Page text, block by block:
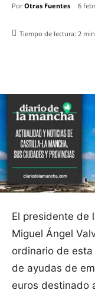
Por Otras Fuentes 6
Tiempo de lectura: 2
El presidente de
Miguel Ángel
ordinario de
de ayudas de
euros destinado